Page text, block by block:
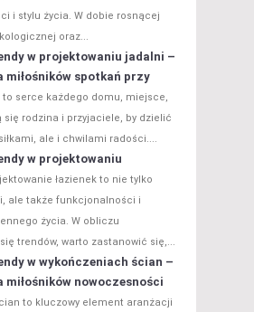
i stylu życia. W dobie rosnącej
oraz...
w projektowaniu jadalni –
miłośników spotkań przy
to serce każdego domu, miejsce,
się rodzina i przyjaciele, by dzielić
ale i chwilami radości....
w projektowaniu
łazienek to nie tylko
ale także funkcjonalności i
życia. W obliczu
trendów, warto zastanowić się,...
w wykończeniach ścian –
miłośników nowoczesności
to kluczowy element aranżacji